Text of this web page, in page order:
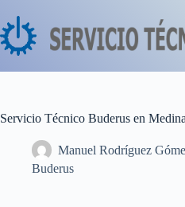
al
contenido
Servicio Técnico Buderus en
Manuel Rodríguez
Buderus